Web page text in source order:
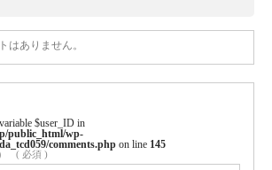
はありません。
$user_ID in
public_html/wp-
comments.php on line 145
( 必須 )